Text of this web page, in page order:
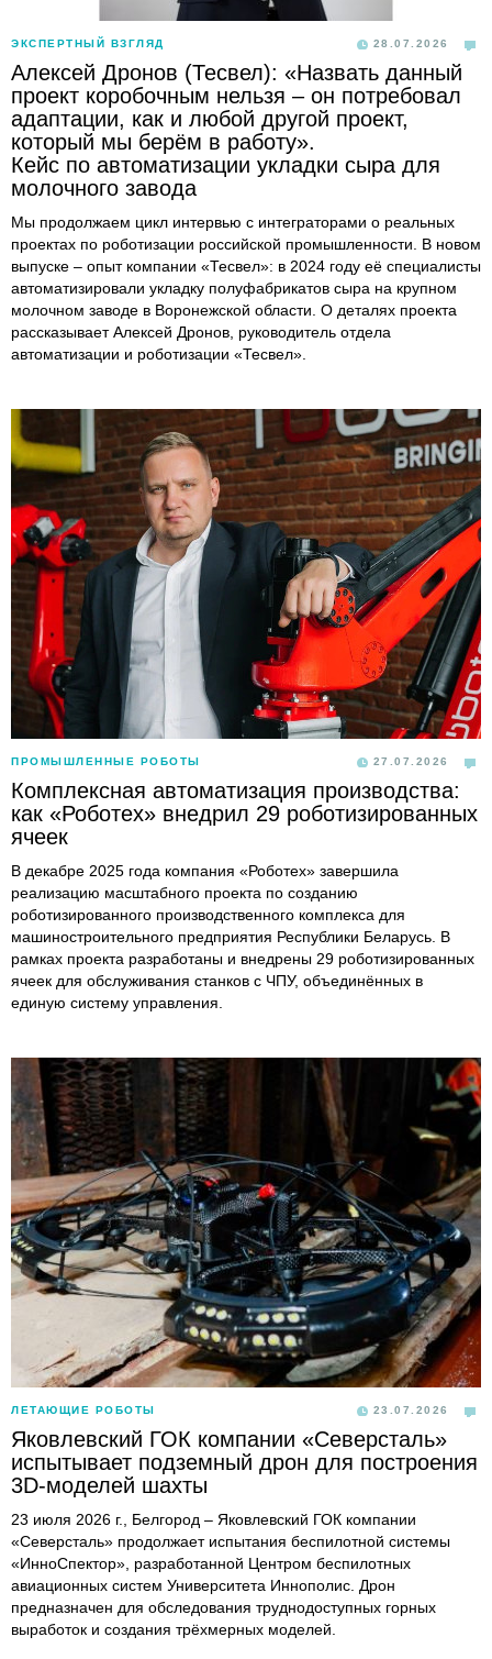
ЭКСПЕРТНЫЙ ВЗГЛЯД 28.07.2026
Алексей Дронов (Тесвел): «Назвать данный
проект коробочным нельзя – он потребовал
адаптации, как и любой другой проект,
который мы берём в работу».
Кейс по автоматизации укладки сыра для
молочного завода
Мы продолжаем цикл интервью с интеграторами о реальных
проектах по роботизации российской промышленности. В новом
выпуске – опыт компании «Тесвел»: в 2024 году её специалисты
автоматизировали укладку полуфабрикатов сыра на крупном
молочном заводе в Воронежской области. О деталях проекта
рассказывает Алексей Дронов, руководитель отдела
автоматизации и роботизации «Тесвел».
ПРОМЫШЛЕННЫЕ РОБОТЫ 27.07.2026
Комплексная автоматизация производства:
как «Роботех» внедрил 29 роботизированных
ячеек
В декабре 2025 года компания «Роботех» завершила
реализацию масштабного проекта по созданию
роботизированного производственного комплекса для
машиностроительного предприятия Республики Беларусь. В
рамках проекта разработаны и внедрены 29 роботизированных
ячеек для обслуживания станков с ЧПУ, объединённых в
единую систему управления.
ЛЕТАЮЩИЕ РОБОТЫ 23.07.2026
Яковлевский ГОК компании «Северсталь»
испытывает подземный дрон для построения
3D-моделей шахты
23 июля 2026 г., Белгород – Яковлевский ГОК компании
«Северсталь» продолжает испытания беспилотной системы
«ИнноСпектор», разработанной Центром беспилотных
авиационных систем Университета Иннополис. Дрон
предназначен для обследования труднодоступных горных
выработок и создания трёхмерных моделей.